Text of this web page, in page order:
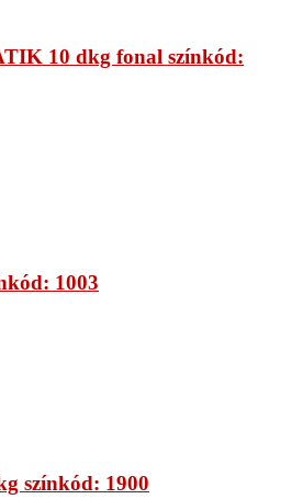
10 dkg fonal színkód:
1003
színkód: 1900